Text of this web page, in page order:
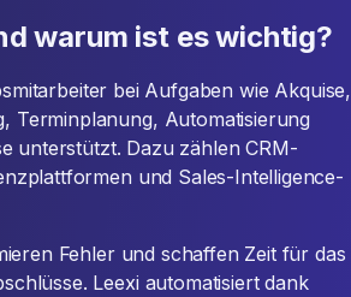
warum ist es wichtig?
bei Aufgaben wie Akquise,
Terminplanung, Automatisierung
unterstützt. Dazu zählen CRM-
und Sales-Intelligence-
Fehler und schaffen Zeit für das
Leexi automatisiert dank